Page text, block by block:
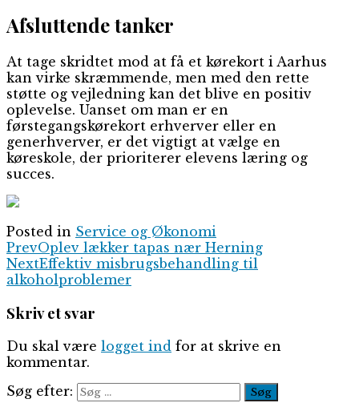
Afsluttende tanker
At tage skridtet mod at få et kørekort i Aarhus
kan virke skræmmende, men med den rette
støtte og vejledning kan det blive en positiv
oplevelse. Uanset om man er en
førstegangskørekort erhverver eller en
generhverver, er det vigtigt at vælge en
køreskole, der prioriterer elevens læring og
succes.
Posted in Service og Økonomi
PrevOplev lækker tapas nær Herning
NextEffektiv misbrugsbehandling til
alkoholproblemer
Skriv et svar
Du skal være logget ind for at skrive en
kommentar.
Søg efter: